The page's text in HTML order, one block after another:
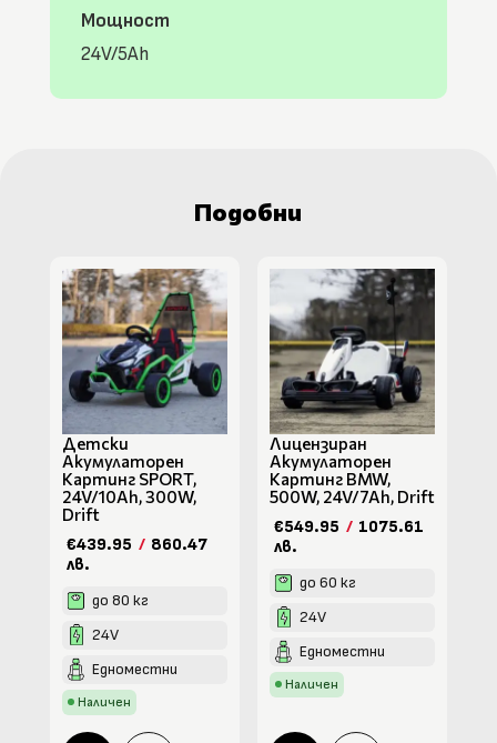
Мощност
24V/5Ah
Подобни
Детски
Акумулаторен
Картинг SPORT,
24V/10Ah, 300W,
Drift
€439.95 / 860.47
лв.
до 80 кг
24V
Едноместни
Наличен
Лицензиран
Акумулаторен
Картинг BMW,
500W, 24V/7Ah, Drift
€549.95 / 1075.61
лв.
до 60 кг
24V
Едноместни
Наличен